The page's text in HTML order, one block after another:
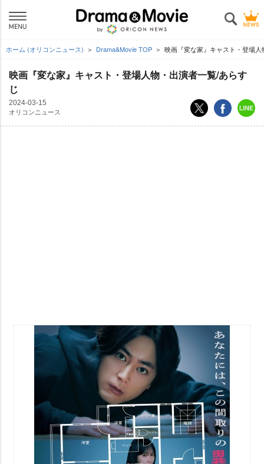
ホーム (オリコンニュース) Drama&Movie TOP 映画『変な家』キャスト・登場
映画『変な家』キャスト・登場人物・出演者一覧/あらす
じ
2024-03-15
オリコンニュース